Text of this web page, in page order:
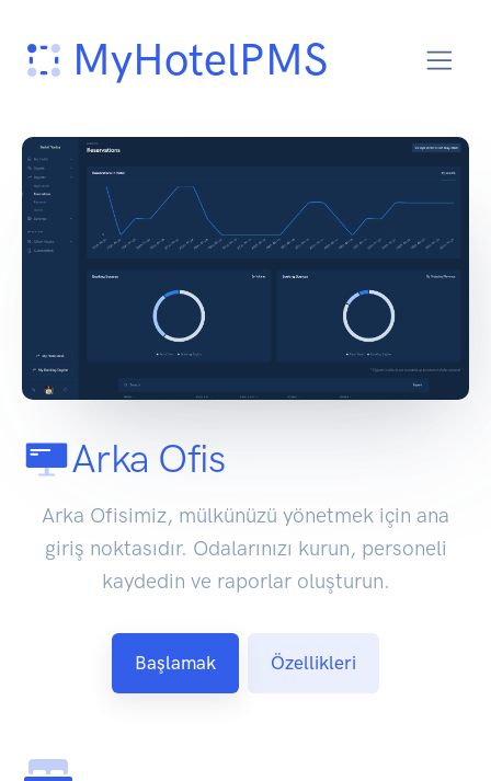
MyHotelPMS
Arka Ofis
Arka Ofisimiz, mülkünüzü yönetmek için ana
giriş noktasıdır. Odalarınızı kurun, personeli
kaydedin ve raporlar oluşturun.
Başlamak Özellikleri